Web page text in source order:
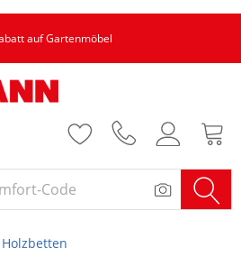
auf Gartenmöbel
Holzbetten